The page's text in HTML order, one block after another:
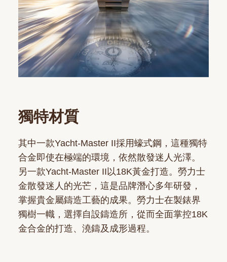
獨特材質
其中一款Yacht-Master II採用蠔式鋼，這種獨特
合金即使在極端的環境，依然散發迷人光澤。
另一款Yacht-Master II以18K黃金打造。勞力士
金散發迷人的光芒，這是品牌潛心多年研發，
掌握貴金屬鑄造工藝的成果。勞力士在製錶界
獨樹一幟，選擇自設鑄造所，從而全面掌控18K
金合金的打造、澆鑄及成形過程。